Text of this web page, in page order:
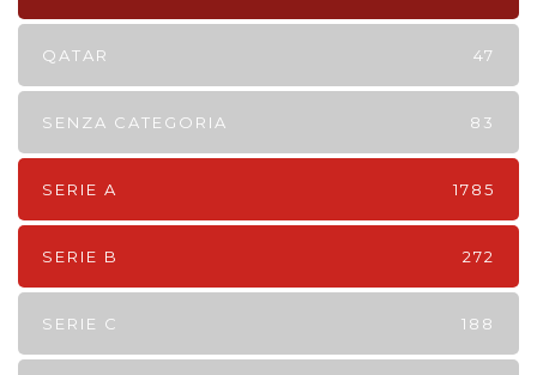
QATAR 47
SENZA CATEGORIA 83
SERIE A 1785
SERIE B 272
SERIE C 188